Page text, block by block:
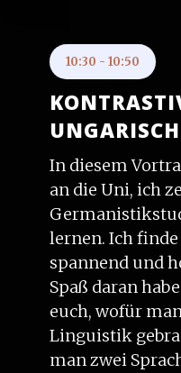
10:30 - 10:50
In diesem
an die Uni, ich
lernen. Ich
spannend und
Spaß daran
euch, wofür
Linguistik
man zwei